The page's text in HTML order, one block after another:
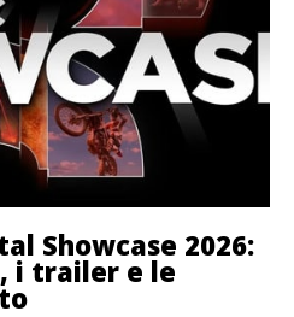
Showcase 2026:
i trailer e le